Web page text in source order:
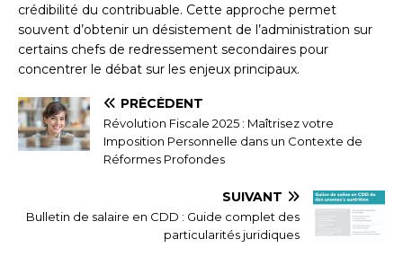
crédibilité du contribuable. Cette approche permet
souvent d’obtenir un désistement de l’administration sur
certains chefs de redressement secondaires pour
concentrer le débat sur les enjeux principaux.
PRÉCÉDENT
Révolution Fiscale 2025 : Maîtrisez votre
Imposition Personnelle dans un Contexte de
Réformes Profondes
SUIVANT
Bulletin de salaire en CDD : Guide complet des
particularités juridiques